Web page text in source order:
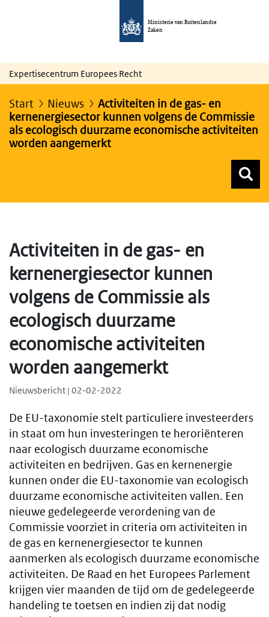
Ministerie van Buitenlandse
Zaken
Expertisecentrum Europees Recht
Start Nieuws
Activiteiten in de gas- en
kernenergiesector kunnen volgens de Commissie
als ecologisch duurzame economische activiteiten
worden aangemerkt
Activiteiten in de gas- en
kernenergiesector kunnen
volgens de Commissie als
ecologisch duurzame
economische activiteiten
worden aangemerkt
Nieuwsbericht | 02-02-2022
De EU-taxonomie stelt particuliere investeerders
in staat om hun investeringen te heroriënteren
naar ecologisch duurzame economische
activiteiten en bedrijven. Gas en kernenergie
kunnen onder die EU-taxonomie van ecologisch
duurzame economische activiteiten vallen. Een
nieuwe gedelegeerde verordening van de
Commissie voorziet in criteria om activiteiten in
de gas en kernenergiesector te kunnen
aanmerken als ecologisch duurzame economische
activiteiten. De Raad en het Europees Parlement
krijgen vier maanden de tijd om de gedelegeerde
handeling te toetsen en indien zij dat nodig